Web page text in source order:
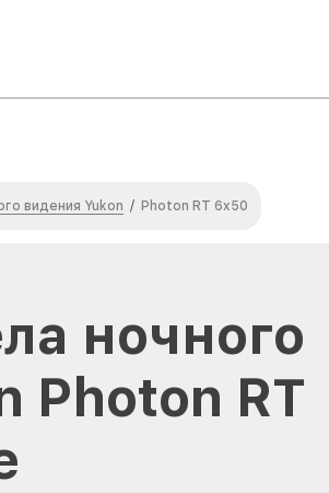
видения Yukon / Photon RT 6x50
ночного
Photon RT